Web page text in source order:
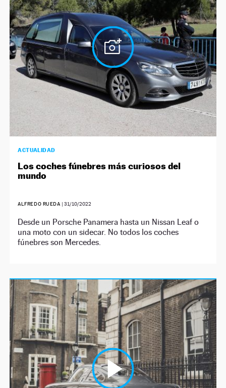
ACTUALIDAD
Los coches fúnebres más curiosos del
mundo
ALFREDO RUEDA | 31/10/2022
Desde un Porsche Panamera hasta un Nissan Leaf o
una moto con un sidecar. No todos los coches
fúnebres son Mercedes.